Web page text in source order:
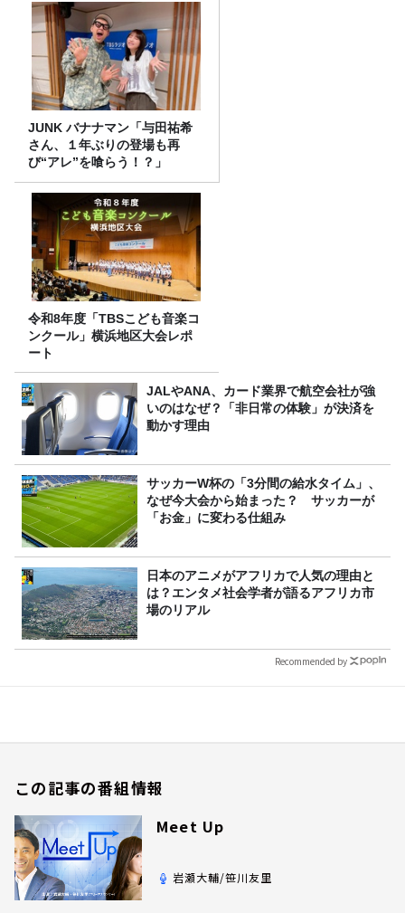
JUNK バナナマン「与田祐希
さん、１年ぶりの登場も再
び“アレ”を喰らう！？」
令和8年度「TBSこども音楽コ
ンクール」横浜地区大会レポ
ート
JALやANA、カード業界で航空会社が強
いのはなぜ？「非日常の体験」が決済を
動かす理由
サッカーW杯の「3分間の給水タイム」、
なぜ今大会から始まった？ サッカーが
「お金」に変わる仕組み
日本のアニメがアフリカで人気の理由と
は？エンタメ社会学者が語るアフリカ市
場のリアル
Recommended by
この記事の番組情報
Meet Up
岩瀬大輔/笹川友里